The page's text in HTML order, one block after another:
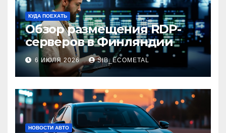
КУДА ПОЕХАТЬ
Обзор размещения RDP-
серверов в Финляндии
6 ИЮЛЯ 2026 SIB_ECOMETAL
НОВОСТИ АВТО